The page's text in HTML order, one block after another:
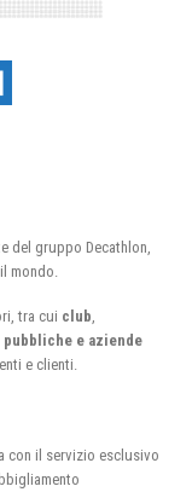
del gruppo Decathlon,
mondo.
tra cui club
e aziende
e clienti.
con il servizio esclusivo